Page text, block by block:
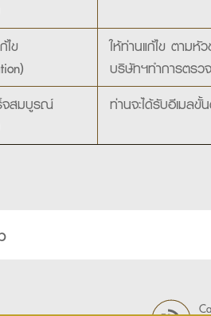
ข
ให้ท่านแก้ไข ตาม
บริษัทฯทำการตร
จสมบูรณ์
ท่านจะได้รับอีเมลขั้